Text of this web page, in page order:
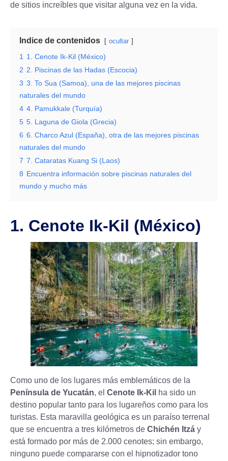
de sitios increíbles que visitar alguna vez en la vida.
Indice de contenidos ocultar
1 1. Cenote Ik-Kil (México)
2 2. Piscinas de las Hadas (Escocia)
3 3. To Sua (Samoa), una de las mejores piscinas
naturales del mundo
4 4. Pamukkale (Turquía)
5 5. Laguna de Giola (Grecia)
6 6. Charco Azul (España), otra de las mejores piscinas
naturales del mundo
7 7. Cataratas Kuang Si (Laos)
8 Encuentra información sobre piscinas naturales del
mundo y mucho más
1. Cenote Ik-Kil (México)
Como uno de los lugares más emblemáticos de la
Península de Yucatán, el Cenote Ik-Kil ha sido un
destino popular tanto para los lugareños como para los
turistas. Esta maravilla geológica es un paraíso terrenal
que se encuentra a tres kilómetros de Chichén Itzá y
está formado por más de 2.000 cenotes; sin embargo,
ninguno puede compararse con el hipnotizador tono